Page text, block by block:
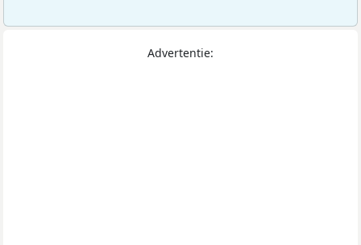
Advertentie: